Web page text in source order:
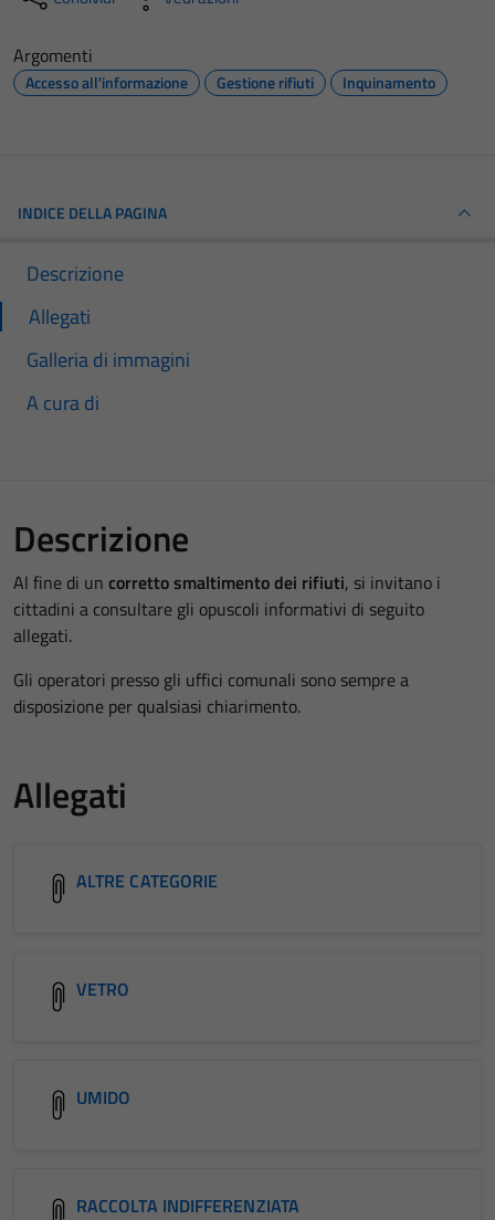
Argomenti
Accesso all'informazione Gestione rifiuti Inquinamento
INDICE DELLA PAGINA
Descrizione
Allegati
Galleria di immagini
A cura di
Descrizione
Al fine di un corretto smaltimento dei rifiuti, si invitano i
cittadini a consultare gli opuscoli informativi di seguito
allegati.
Gli operatori presso gli uffici comunali sono sempre a
disposizione per qualsiasi chiarimento.
Allegati
ALTRE CATEGORIE
VETRO
UMIDO
RACCOLTA INDIFFERENZIATA